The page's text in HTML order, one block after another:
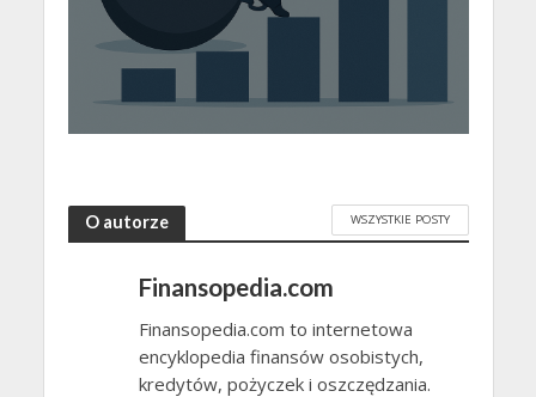
O autorze WSZYSTKIE POSTY
Finansopedia.com
Finansopedia.com to internetowa
encyklopedia finansów osobistych,
kredytów, pożyczek i oszczędzania.